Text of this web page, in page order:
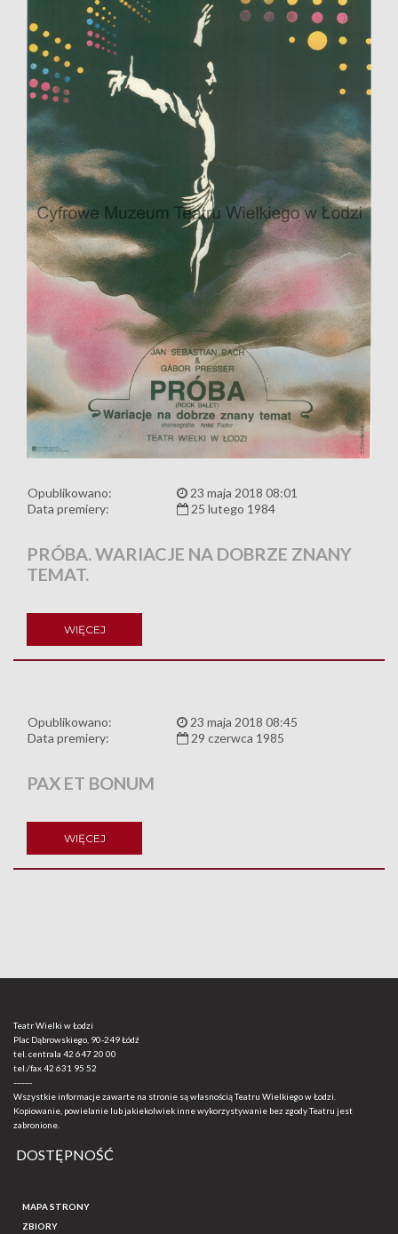
Opublikowano:
23 maja 2018 08:01
Data premiery:
25 lutego 1984
PRÓBA. WARIACJE NA DOBRZE ZNANY
TEMAT.
WIĘCEJ
Opublikowano:
23 maja 2018 08:45
Data premiery:
29 czerwca 1985
PAX ET BONUM
WIĘCEJ
Teatr Wielki w Łodzi
Plac Dąbrowskiego, 90-249 Łódź
tel. centrala 42 647 20 00
tel./fax42 631 95 52
-------
Wszystkie informacje zawarte na stronie są własnością Teatru Wielkiego w Łodzi.
Kopiowanie, powielanie lub jakiekolwiek inne wykorzystywanie bez zgody Teatru jest
zabronione.
DOSTĘPNOŚĆ
MAPA STRONY
ZBIORY